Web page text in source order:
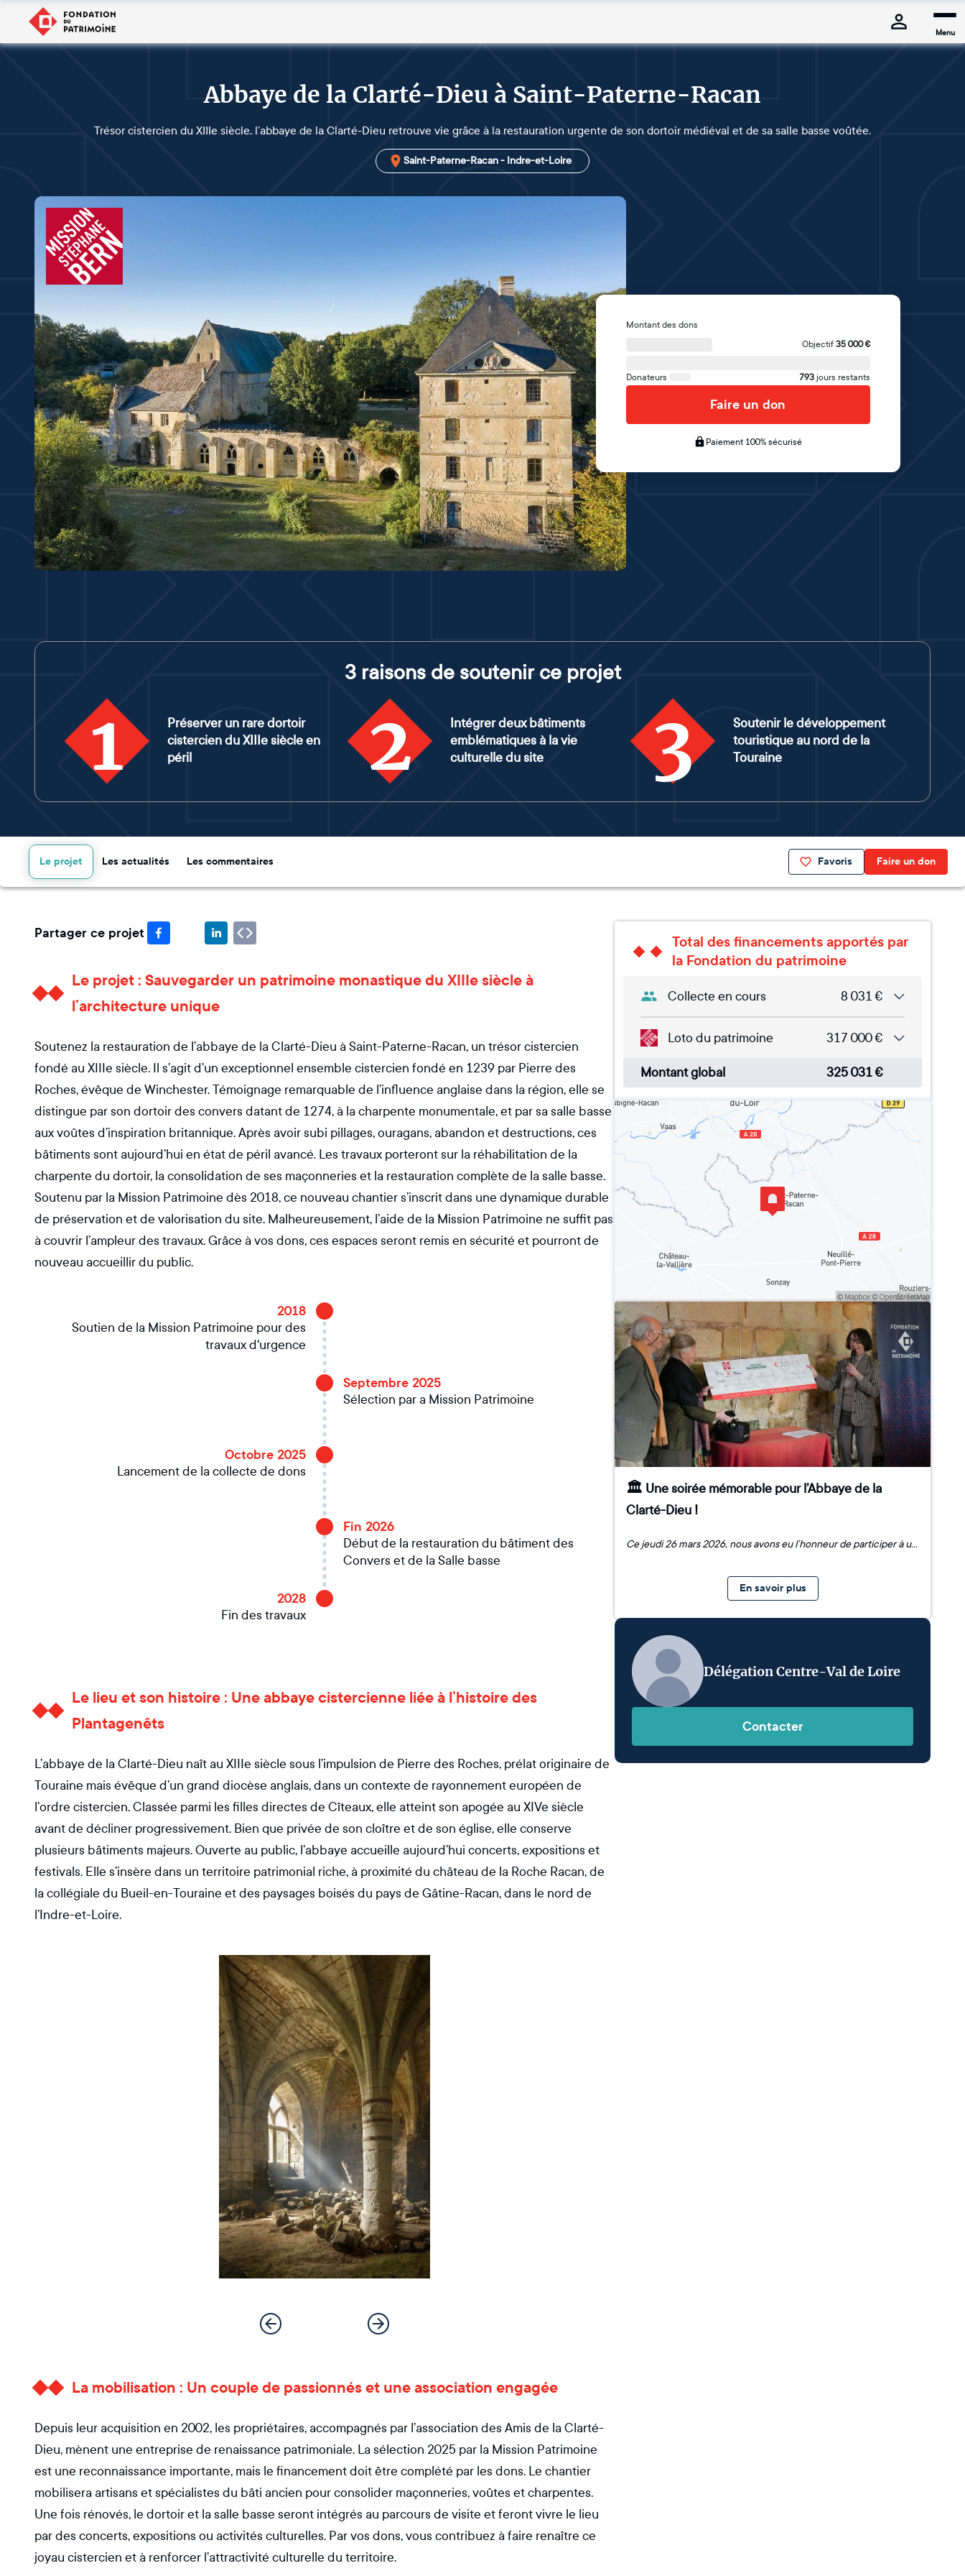
Menu
Abbaye de la Clarté-Dieu à Saint-Paterne-Racan
Trésor cistercien du XIIIe siècle, l’abbaye de la Clarté-Dieu retrouve vie grâce à la restauration urgente de son dortoir médiéval et de sa salle basse voûtée.
Saint-Paterne-Racan - Indre-et-Loire
Montant des dons
Objectif 35 000€
Donateurs 793 jours restants
Faire un don
Paiement 100% sécurisé
3 raisons de soutenir ce projet
1
Préserver un rare dortoir
cistercien du XIIIe siècle en
péril
2
Intégrer deux bâtiments
emblématiques à la vie
culturelle du site
3
Soutenir le développement
touristique au nord de la
Touraine
Favoris Faire un don
Le projet Les actualités Les commentaires
Partager ce projet
Le projet : Sauvegarder un patrimoine monastique du XIIIe siècle à
l’architecture unique
Soutenez la restauration de l’abbaye de la Clarté-Dieu à Saint-Paterne-Racan, un trésor cistercien
fondé au XIIIe siècle. Il s’agit d’un exceptionnel ensemble cistercien fondé en 1239 par Pierre des
Roches, évêque de Winchester. Témoignage remarquable de l’influence anglaise dans la région, elle se
distingue par son dortoir des convers datant de 1274, à la charpente monumentale, et par sa salle basse
aux voûtes d’inspiration britannique. Après avoir subi pillages, ouragans, abandon et destructions, ces
bâtiments sont aujourd’hui en état de péril avancé. Les travaux porteront sur la réhabilitation de la
charpente du dortoir, la consolidation de ses maçonneries et la restauration complète de la salle basse.
Soutenu par la Mission Patrimoine dès 2018, ce nouveau chantier s’inscrit dans une dynamique durable
de préservation et de valorisation du site. Malheureusement, l’aide de la Mission Patrimoine ne suffit pas
à couvrir l’ampleur des travaux. Grâce à vos dons, ces espaces seront remis en sécurité et pourront de
nouveau accueillir du public.
2018
Soutien de la Mission Patrimoine pour des
travaux d'urgence
Septembre 2025
Sélection par a Mission Patrimoine
Octobre 2025
Lancement de la collecte de dons
Fin 2026
Début de la restauration du bâtiment des
Convers et de la Salle basse
2028
Fin des travaux
Le lieu et son histoire : Une abbaye cistercienne liée à l’histoire des
Plantagenêts
L’abbaye de la Clarté-Dieu naît au XIIIe siècle sous l’impulsion de Pierre des Roches, prélat originaire de
Touraine mais évêque d’un grand diocèse anglais, dans un contexte de rayonnement européen de
l’ordre cistercien. Classée parmi les filles directes de Cîteaux, elle atteint son apogée au XIVe siècle
avant de décliner progressivement. Bien que privée de son cloître et de son église, elle conserve
plusieurs bâtiments majeurs. Ouverte au public, l’abbaye accueille aujourd’hui concerts, expositions et
festivals. Elle s’insère dans un territoire patrimonial riche, à proximité du château de la Roche Racan, de
la collégiale du Bueil-en-Touraine et des paysages boisés du pays de Gâtine-Racan, dans le nord de
l’Indre-et-Loire.
La mobilisation : Un couple de passionnés et une association engagée
Depuis leur acquisition en 2002, les propriétaires, accompagnés par l’association des Amis de la Clarté-
Dieu, mènent une entreprise de renaissance patrimoniale. La sélection 2025 par la Mission Patrimoine
est une reconnaissance importante, mais le financement doit être complété par les dons. Le chantier
mobilisera artisans et spécialistes du bâti ancien pour consolider maçonneries, voûtes et charpentes.
Une fois rénovés, le dortoir et la salle basse seront intégrés au parcours de visite et feront vivre le lieu
par des concerts, expositions ou activités culturelles. Par vos dons, vous contribuez à faire renaître ce
joyau cistercien et à renforcer l’attractivité culturelle du territoire.
Total des financements apportés par
la Fondation du patrimoine
Collecte en cours 8 031 €
Loto du patrimoine 317 000€
Montant global 325 031€
🏛️ Une soirée mémorable pour l’Abbaye de la
Clarté-Dieu !
Ce jeudi 26 mars 2026, nous avons eu l’honneur de participer à un moment symbolique et émouvant : la remise du chèque de soutien pour la restauration de l’Abbaye de la Clarté-Dieu, projet départemental 2025 de la Mission Patrimoine en Indre-et-Loire. 🔹 Un événement sous le signe de l’engagement : En présence de Julitta et Patrick Moussette, propriétaires de l’abbaye et des bénévoles de la Délégation départementale d'Indre-et-Loire de la Fondation du patrimoine, cette cérémonie a marqué une étape clé pour la préservation de ce joyau historique. 🎶 Un programme riche en émotions : Discours inspirants sur l’importance de la restauration du patrimoine. Remise officielle du chèque de la Mission Patrimoine. Un intermède musical envoûtant par Nina Rouyer. Un cocktail convivial pour échanger et célébrer ensemble. 📸 Un grand merci à Philippe Virello pour ses magnifiques clichés qui captent toute la beauté et l’émotion de cette soirée. Merci à tous les participants pour leur présence et leur soutien ! Ensemble, nous continuons à faire vivre et rayonner le patrimoine d’Indre-et-Loire.
En savoir plus
Délégation Centre-Val de Loire
Contacter